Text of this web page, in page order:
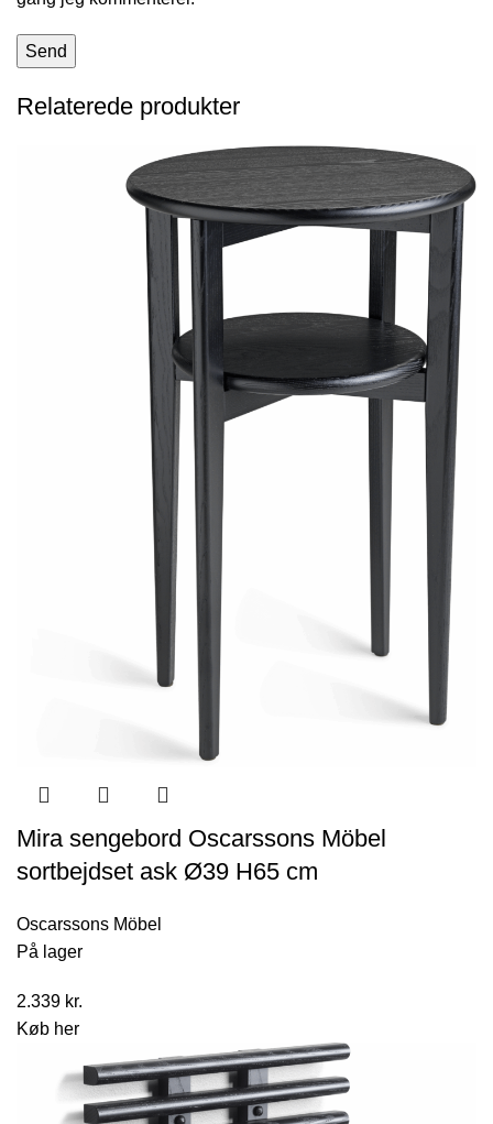
Relaterede produkter
Mira sengebord Oscarssons Möbel
sortbejdset ask Ø39 H65 cm
Oscarssons Möbel
På lager
2.339 kr.
Køb her